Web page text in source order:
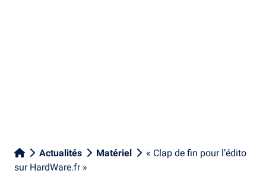
Actualités Matériel
« Clap de fin pour l’édito
sur HardWare.fr »